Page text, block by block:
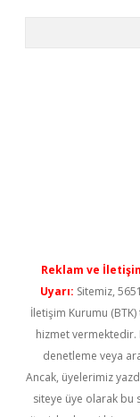
Reklam ve
Uyarı: Sitemiz,
İletişim Kurumu
hizmet
denetleme veya
Ancak, üyelerimiz
siteye üye olarak bu